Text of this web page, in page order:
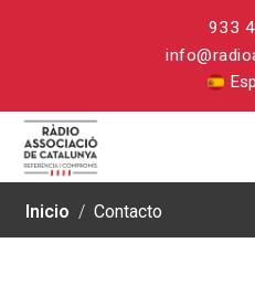
933
Inicio / Contacto